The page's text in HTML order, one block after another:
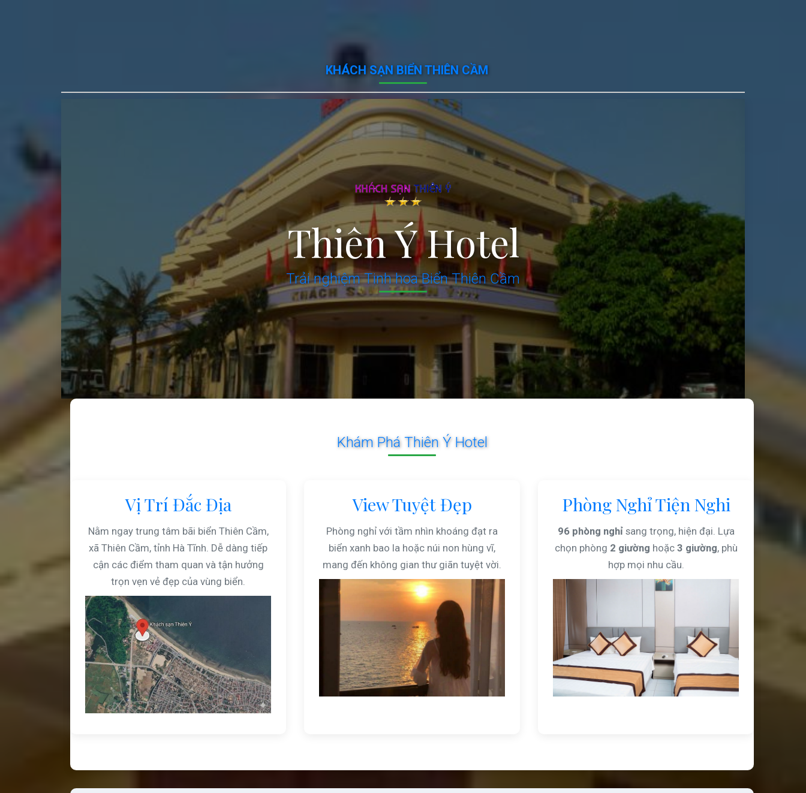
KHÁCH SẠN BIỂN THIÊN CẦM
Thiên Ý Hotel
Trải nghiệm Tinh hoa Biển Thiên Cầm
Khám Phá Thiên Ý Hotel
Vị Trí Đắc Địa
Nằm ngay trung tâm bãi biển Thiên Cầm,
xã Thiên Cầm, tỉnh Hà Tĩnh. Dễ dàng tiếp
cận các điểm tham quan và tận hưởng
trọn vẹn vẻ đẹp của vùng biển.
View Tuyệt Đẹp
Phòng nghỉ với tầm nhìn khoáng đạt ra
biển xanh bao la hoặc núi non hùng vĩ,
mang đến không gian thư giãn tuyệt vời.
Phòng Nghỉ Tiện Nghi
96 phòng nghỉsang trọng, hiện đại. Lựa
chọn phòng 2 giường hoặc 3 giường, phù
hợp mọi nhu cầu.